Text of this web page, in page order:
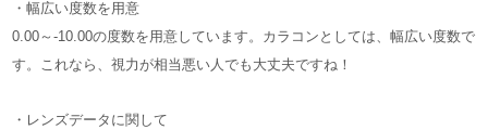
・幅広い度数を用意
0.00～-10.00の度数を用意しています。カラコンとしては、幅広い度数で
す。これなら、視力が相当悪い人でも大丈夫ですね！
・レンズデータに関して